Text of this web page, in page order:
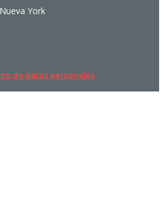
York
de datos personales